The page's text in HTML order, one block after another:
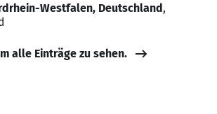
Westfalen, Deutschland,
alle Einträge zu sehen.